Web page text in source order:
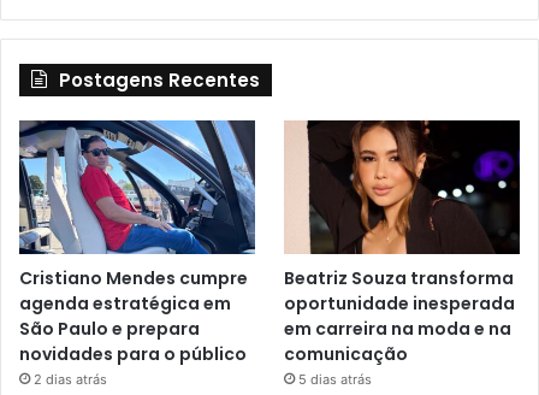
Postagens Recentes
Cristiano Mendes cumpre
agenda estratégica em
São Paulo e prepara
novidades para o público
2 dias atrás
Beatriz Souza transforma
oportunidade inesperada
em carreira na moda e na
comunicação
5 dias atrás